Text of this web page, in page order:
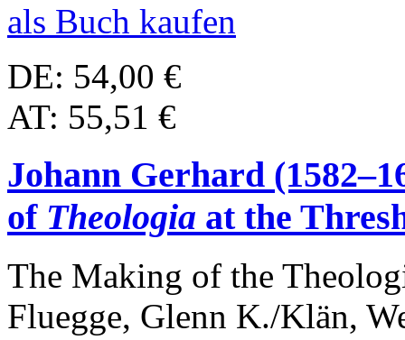
als Buch kaufen
DE: 54,00 €
AT: 55,51 €
Johann Gerhard
of Theologia at the
The Making of the
Fluegge, Glenn K./Klän,